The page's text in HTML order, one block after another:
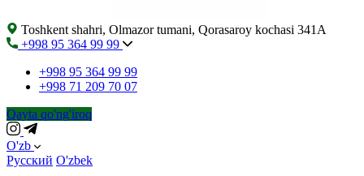
Toshkent shahri, Olmazor tumani, Qorasaroy kochasi 341A
+998 95 364 99 99
+998 95 364 99 99
+998 71 209 70 07
Qayta qo'ng'iroq
O'zb
Русский O'zbek